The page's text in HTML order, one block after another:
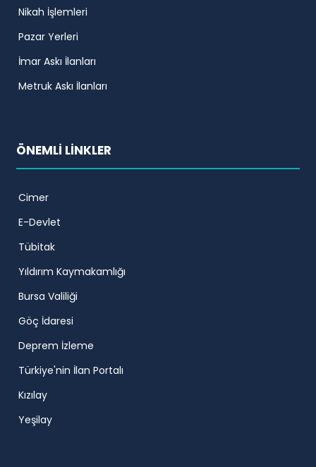
Nikah İşlemleri
Pazar Yerleri
İmar Askı İlanları
Metruk Askı İlanları
ÖNEMLİ LİNKLER
Cimer
E-Devlet
Tübitak
Yıldırım Kaymakamlığı
Bursa Valiliği
Göç İdaresi
Deprem İzleme
Türkiye'nin İlan Portalı
Kızılay
Yeşilay